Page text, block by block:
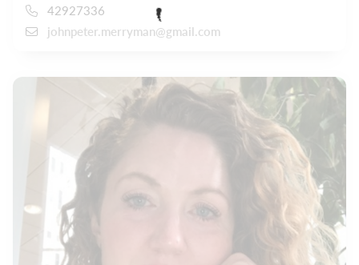
42927336
johnpeter.merryman@gmail.com